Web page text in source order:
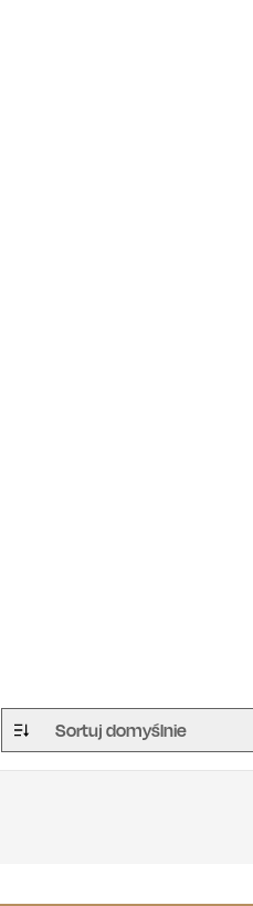
Sortuj domyślnie